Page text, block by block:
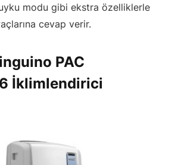
modu gibi ekstra özelliklerle
cevap verir.
PAC
İklimlendirici